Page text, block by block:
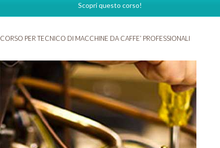
Scopri questo corso!
CORSO PER TECNICO DI MACCHINE DA CAFFE’ PROFESSIONALI